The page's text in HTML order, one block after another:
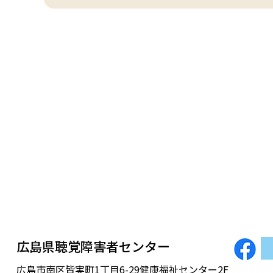
広島県聴覚障害者センター
広島市南区皆実町1丁目6-29健康福祉センター2F